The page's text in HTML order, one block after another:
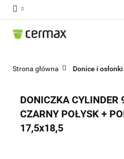
Strona główna Donice i
DONICZKA CYLINDER
CZARNY POŁYSK +
17,5x18,5